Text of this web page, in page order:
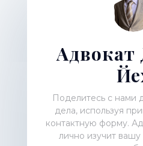
Поделитесь с нами
дела, используя
контактную форму.
лично изучит